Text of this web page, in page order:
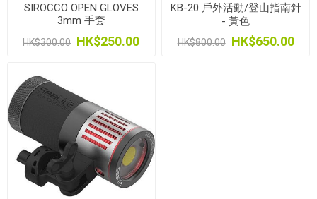
SIROCCO OPEN GLOVES
3mm 手套
HK$300.00 HK$250.00
KB-20 戶外活動/登山指南針
- 黃色
HK$800.00 HK$650.00